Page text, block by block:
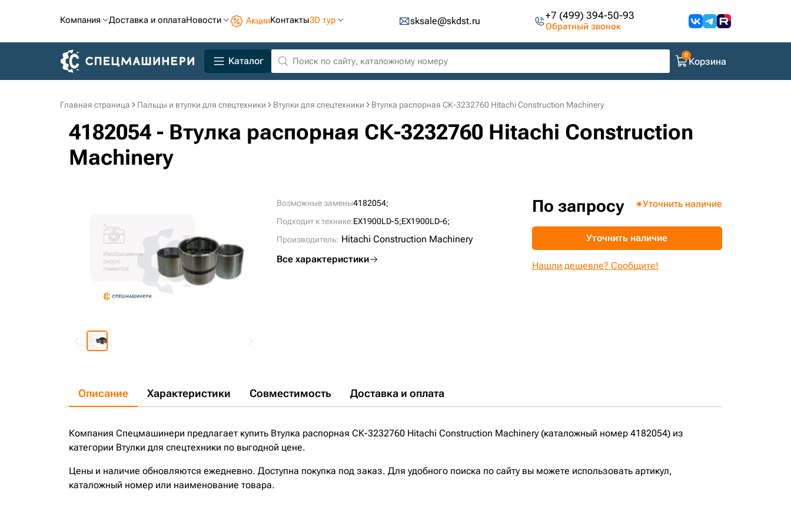
Компания Доставка и оплатаНовости АкцииКонтакты3D тур sksale@skdst.ru +7 (499) 394-50-93
Обратный звонок
Каталог Корзина
Главная страница Пальцы и втулки для спецтехники Втулки для спецтехники Втулка распорная СК-3232760 Hitachi Construction Machinery
4182054 - Втулка распорная СК-3232760 Hitachi Construction
Machinery
Возможные замены4182054;
Подходит к технике:EX1900LD-5;EX1900LD-6;
Производитель: Hitachi Construction Machinery
Все характеристики
По запросу Уточнить наличие
Уточнить наличие
Нашли дешевле? Сообщите!
Описание Характеристики Совместимость Доставка и оплата
Компания Спецмашинери предлагает купить Втулка распорная СК-3232760 Hitachi Construction Machinery (каталожный номер 4182054) из
категории Втулки для спецтехники по выгодной цене.
Цены и наличие обновляются ежедневно. Доступна покупка под заказ. Для удобного поиска по сайту вы можете использовать артикул,
каталожный номер или наименование товара.